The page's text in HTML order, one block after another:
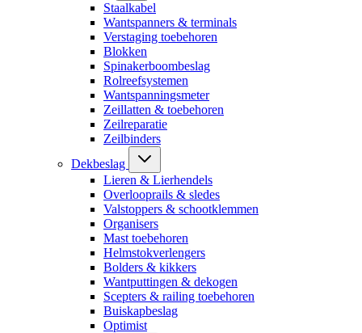
Staalkabel
Wantspanners & terminals
Verstaging toebehoren
Blokken
Spinakerboombeslag
Rolreefsystemen
Wantspanningsmeter
Zeillatten & toebehoren
Zeilreparatie
Zeilbinders
Dekbeslag
Lieren & Lierhendels
Overlooprails & sledes
Valstoppers & schootklemmen
Organisers
Mast toebehoren
Helmstokverlengers
Bolders & kikkers
Wantputtingen & dekogen
Scepters & railing toebehoren
Buiskapbeslag
Optimist